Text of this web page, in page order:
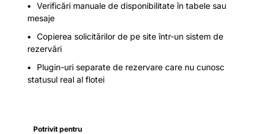
Verificări manuale de disponibilitate în tabele sau
mesaje
Copierea solicitărilor de pe site într-un sistem de
rezervări
Plugin-uri separate de rezervare care nu cunosc
statusul real al flotei
Potrivit pentru